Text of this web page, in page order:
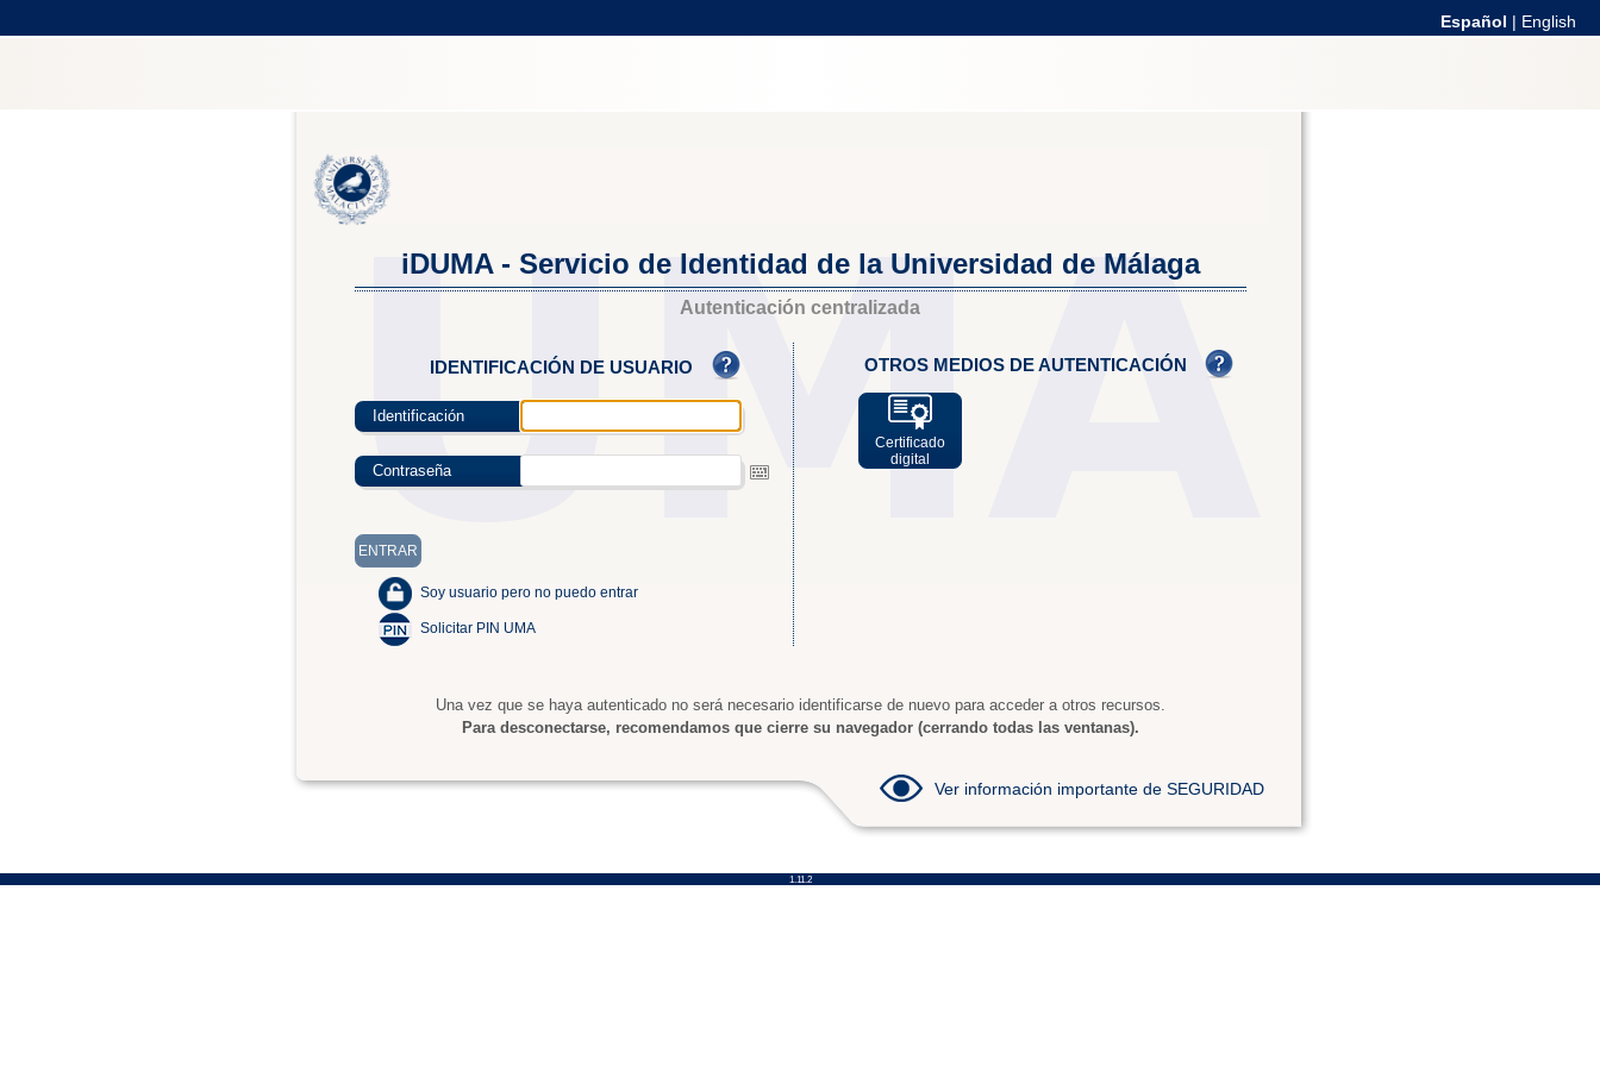
Español | English
iDUMA - Servicio de Identidad de la Universidad de Málaga
Autenticación centralizada
IDENTIFICACIÓN DE USUARIO
Identificación
Contraseña
Soy usuario pero no puedo entrar
Solicitar PIN UMA
OTROS MEDIOS DE AUTENTICACIÓN
Certificado
digital
Una vez que se haya autenticado no será necesario identificarse de nuevo para acceder a otros recursos.
Para desconectarse, recomendamos que cierre su navegador (cerrando todas las ventanas).
Ver información importante de SEGURIDAD
1.11.2